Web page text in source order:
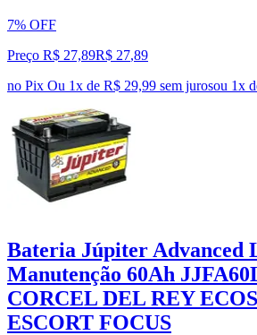
7% OFF
Preço R$ 27,89R$ 27,89
no Pix Ou 1x de R$ 29,99 sem jurosou 1x
Bateria Júpiter Advanced
Manutenção 60Ah
CORCEL DEL REY
ESCORT FOCUS